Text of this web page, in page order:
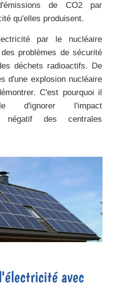
de CO2par
qu'elles produisent.
par le nucléaire
problèmes de sécurité
déchets radioactifs.
De
d'une explosion nucléaire
C'est pourquoi il
d'ignorer
l'impact
négatif des centrales
avec